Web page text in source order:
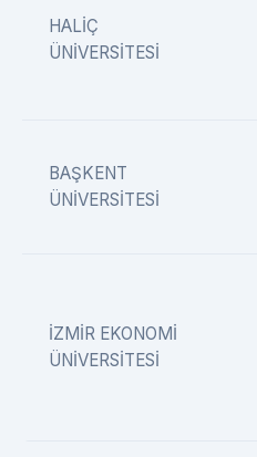
HALİÇ
ÜNİVERSİTESİ
BAŞKENT
ÜNİVERSİTESİ
İZMİR EKONOMİ
ÜNİVERSİTESİ